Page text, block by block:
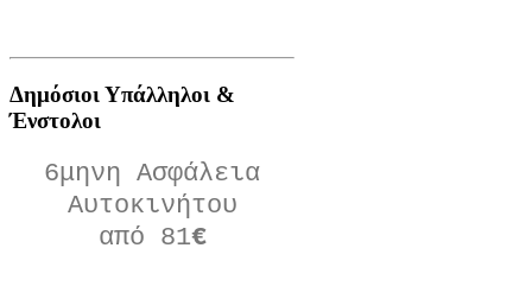
Δημόσιοι Υπάλληλοι &
Ένστολοι
6μηνη Ασφάλεια
Αυτοκινήτου
από 81€